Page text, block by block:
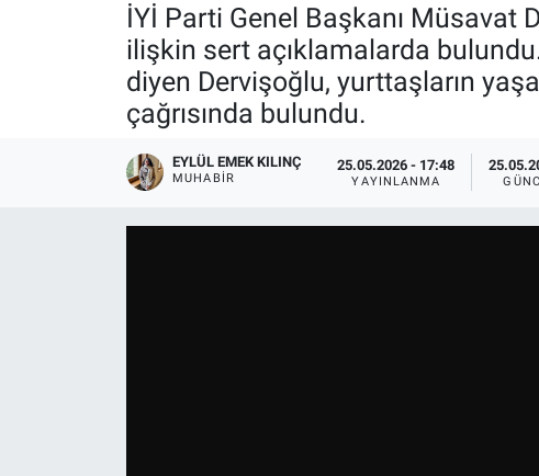
İYİ Parti Genel Başkanı Müsavat
ilişkin sert açıklamalarda
diyen Dervişoğlu, yurttaşların
çağrısında bulundu.
EYLÜL EMEK KILINÇ
MUHABIR
25.05.2026 - 17:48
YAYINLANMA